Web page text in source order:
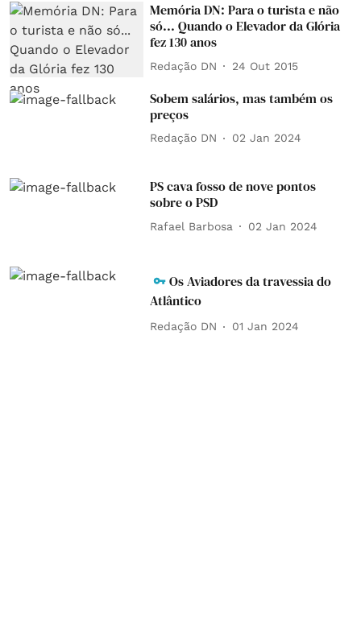
Memória DN: Para o turista e não
só... Quando o Elevador da Glória
fez 130 anos
Redação DN 24 Out 2015
Sobem salários, mas também os
preços
Redação DN 02 Jan 2024
PS cava fosso de nove pontos
sobre o PSD
Rafael Barbosa 02 Jan 2024
Os Aviadores da travessia do
Atlântico
Redação DN 01 Jan 2024